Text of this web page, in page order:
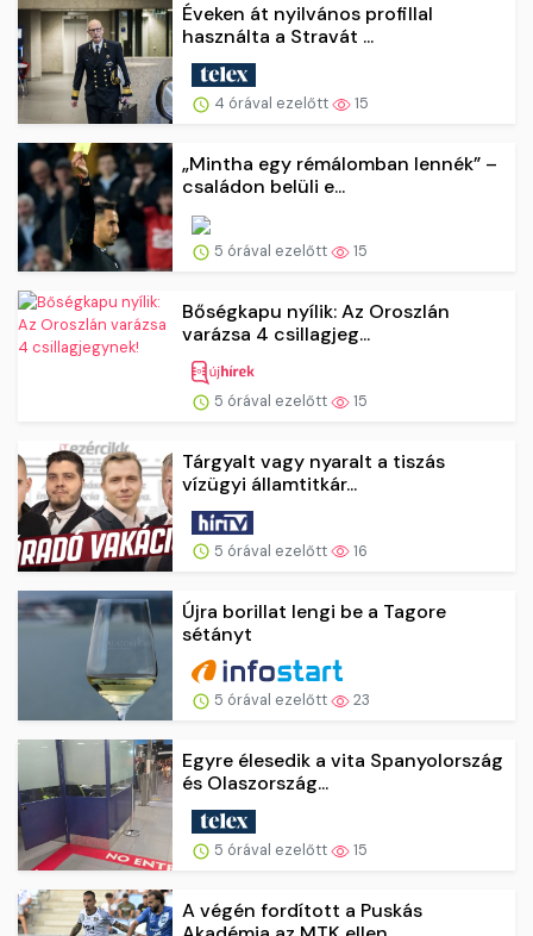
Éveken át nyilvános profillal
használta a Stravát ...
4 órával ezelőtt 15
„Mintha egy rémálomban lennék” –
családon belüli e...
5 órával ezelőtt 15
Bőségkapu nyílik: Az Oroszlán
varázsa 4 csillagjeg...
5 órával ezelőtt 15
Tárgyalt vagy nyaralt a tiszás
vízügyi államtitkár...
5 órával ezelőtt 16
Újra borillat lengi be a Tagore
sétányt
5 órával ezelőtt 23
Egyre élesedik a vita Spanyolország
és Olaszország...
5 órával ezelőtt 15
A végén fordított a Puskás